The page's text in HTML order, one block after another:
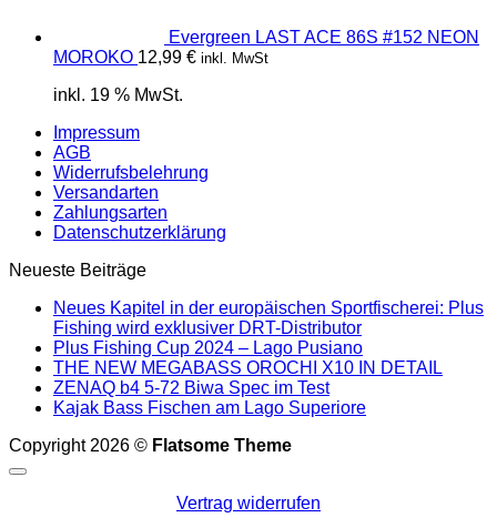
Evergreen LAST ACE 86S #152 NEON
MOROKO 12,99 € inkl. MwSt
inkl. 19 % MwSt.
Impressum
AGB
Widerrufsbelehrung
Versandarten
Zahlungsarten
Datenschutzerklärung
Neueste Beiträge
Neues Kapitel in der europäischen Sportfischerei: Plus
Fishing wird exklusiver DRT-Distributor
Plus Fishing Cup 2024 – Lago Pusiano
THE NEW MEGABASS OROCHI X10 IN DETAIL
ZENAQ b4 5-72 Biwa Spec im Test
Kajak Bass Fischen am Lago Superiore
Copyright 2026 © Flatsome Theme
Vertrag widerrufen